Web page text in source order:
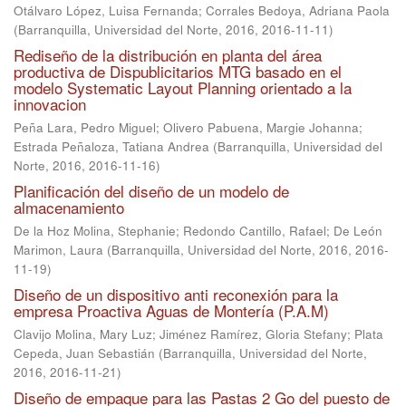
Otálvaro López, Luisa Fernanda; Corrales Bedoya, Adriana Paola
(Barranquilla, Universidad del Norte, 2016, 2016-11-11)
Rediseño de la distribución en planta del área
productiva de Dispublicitarios MTG basado en el
modelo Systematic Layout Planning orientado a la
innovacion
Peña Lara, Pedro Miguel; Olivero Pabuena, Margie Johanna;
Estrada Peñaloza, Tatiana Andrea (Barranquilla, Universidad del
Norte, 2016, 2016-11-16)
Planificación del diseño de un modelo de
almacenamiento
De la Hoz Molina, Stephanie; Redondo Cantillo, Rafael; De León
Marimon, Laura (Barranquilla, Universidad del Norte, 2016, 2016-
11-19)
Diseño de un dispositivo anti reconexión para la
empresa Proactiva Aguas de Montería (P.A.M)
Clavijo Molina, Mary Luz; Jiménez Ramírez, Gloria Stefany; Plata
Cepeda, Juan Sebastián (Barranquilla, Universidad del Norte,
2016, 2016-11-21)
Diseño de empaque para las Pastas 2 Go del puesto de